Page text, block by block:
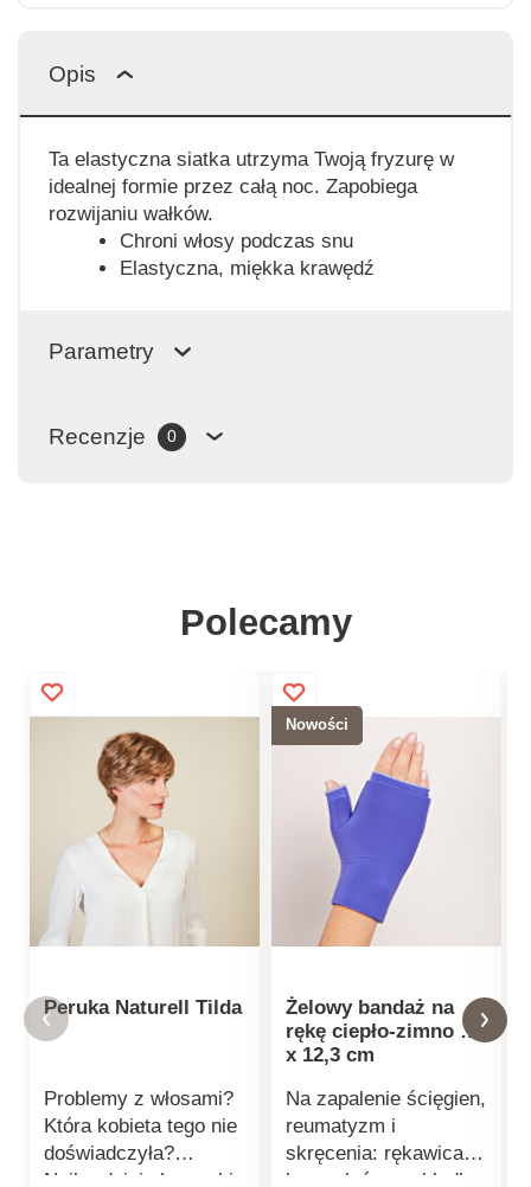
Opis
Ta elastyczna siatka utrzyma Twoją fryzurę w
idealnej formie przez całą noc. Zapobiega
rozwijaniu wałków.
Chroni włosy podczas snu
Elastyczna, miękka krawędź
Parametry
Recenzje 0
Polecamy
Peruka Naturell Tilda
Problemy z włosami?
Która kobieta tego nie
doświadczyła?
Najbardziej eleganckie
Nowości
Żelowy bandaż na
rękę ciepło-zimno 16
x 12,3 cm
Na zapalenie ścięgien,
reumatyzm i
skręcenia: rękawica
bez palców z wkładką